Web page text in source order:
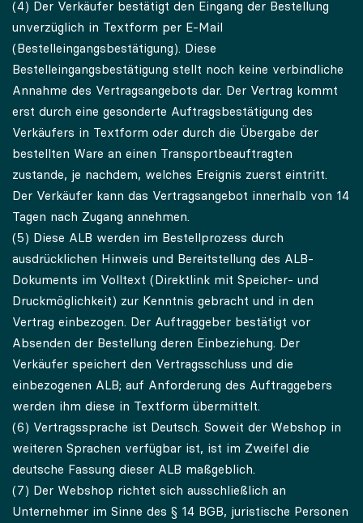
(4) Der Verkäufer bestätigt den Eingang der Bestellung
unverzüglich in Textform per E-Mail
(Bestelleingangsbestätigung). Diese
Bestelleingangsbestätigung stellt noch keine verbindliche
Annahme des Vertragsangebots dar. Der Vertrag kommt
erst durch eine gesonderte Auftragsbestätigung des
Verkäufers in Textform oder durch die Übergabe der
bestellten Ware an einen Transportbeauftragten
zustande, je nachdem, welches Ereignis zuerst eintritt.
Der Verkäufer kann das Vertragsangebot innerhalb von 14
Tagen nach Zugang annehmen.
(5) Diese ALB werden im Bestellprozess durch
ausdrücklichen Hinweis und Bereitstellung des ALB-
Dokuments im Volltext (Direktlink mit Speicher- und
Druckmöglichkeit) zur Kenntnis gebracht und in den
Vertrag einbezogen. Der Auftraggeber bestätigt vor
Absenden der Bestellung deren Einbeziehung. Der
Verkäufer speichert den Vertragsschluss und die
einbezogenen ALB; auf Anforderung des Auftraggebers
werden ihm diese in Textform übermittelt.
(6) Vertragssprache ist Deutsch. Soweit der Webshop in
weiteren Sprachen verfügbar ist, ist im Zweifel die
deutsche Fassung dieser ALB maßgeblich.
(7) Der Webshop richtet sich ausschließlich an
Unternehmer im Sinne des § 14 BGB, juristische Personen